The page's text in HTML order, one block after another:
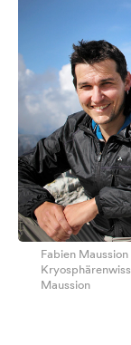
Fabien
Maussion